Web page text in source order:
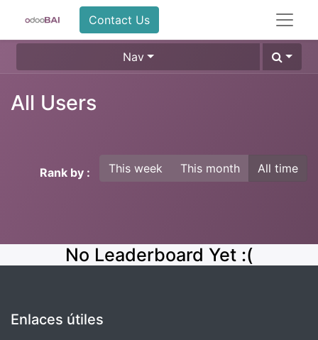
Contact Us
Nav
All Users
Rank by : This week This month All time
No Leaderboard Yet :(
Enlaces útiles